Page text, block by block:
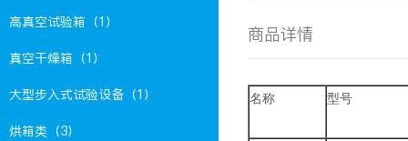
高真空试验箱（1）
真空干燥箱（1）
大型步入式试验设备（1）
烘箱类（3）
商品详情
名称 型号